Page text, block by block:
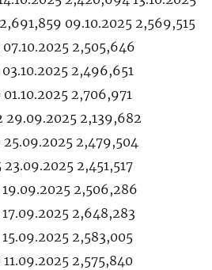
09.10.2025 2,569,515
2,505,646
2,496,651
2,706,971
29.09.2025 2,139,682
2,479,504
2,451,517
2,506,286
2,648,283
2,583,005
2,575,840